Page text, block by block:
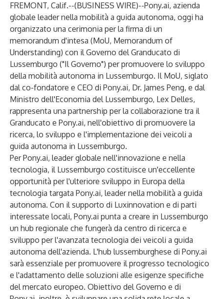
FREMONT, Calif.--(BUSINESS WIRE)--Pony.ai, azienda
globale leader nella mobilità a guida autonoma, oggi ha
organizzato una cerimonia per la firma di un
memorandum d'intesa (MoU, Memorandum of
Understanding) con il Governo del Granducato di
Lussemburgo ("Il Governo") per promuovere lo sviluppo
della mobilità autonoma in Lussemburgo. Il MoU, siglato
dal co-fondatore e CEO di Pony.ai, Dr. James Peng, e dal
Ministro dell'Economia del Lussemburgo, Lex Delles,
rappresenta una partnership per la collaborazione tra il
Granducato e Pony.ai, nell'obiettivo di promuovere la
ricerca, lo sviluppo e l'implementazione dei veicoli a
guida autonoma in Lussemburgo.
Per Pony.ai, leader globale nell'innovazione e nella
tecnologia, il Lussemburgo costituisce un'eccellente
opportunità per l'ulteriore sviluppo in Europa della
tecnologia targata Pony.ai, leader nella mobilità a guida
autonoma. Con il supporto di Luxinnovation e di parti
interessate locali, Pony.ai punta a creare in Lussemburgo
un hub regionale che fungerà da centro di ricerca e
sviluppo per l'avanzata tecnologia dei veicoli a guida
autonoma dell'azienda. L'hub lussemburghese di Pony.ai
sarà essenziale per promuovere il progresso tecnologico
e l'adattamento delle soluzioni alle esigenze specifiche
del mercato europeo. Obiettivo del Governo e di